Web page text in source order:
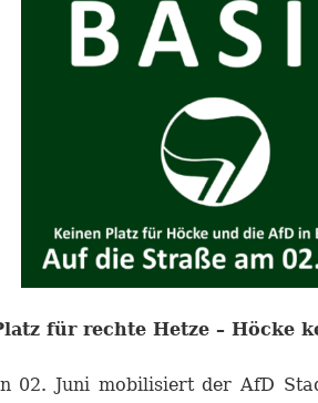
für rechte Hetze – Höcke
02. Juni mobilisiert der AfD